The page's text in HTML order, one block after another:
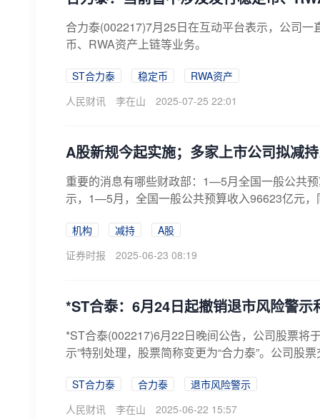
合力泰(002217)7月25日在互动平台表示，公司
币、RWA资产上链等业务。
ST合力泰 稳定币
RWA资产
人民财讯
李在山 2025-07-25 22:01
A股新规今起实施；多家上市公司拟减
重要的消息有哪些财政部：1—5月全国一般公共
示，1—5月，全国一般公共预算收入96623亿元，
机构 减持
A股
证券时报
2025-06-23 08:19
*ST合泰：6月24日起撤销退市风险警示
*ST合泰(002217)6月22日晚间公告，公司股票将
示”特别处理，股票简称变更为“合力泰”。公司股
ST合力泰 合力泰
退市风险警示
人民财讯
李在山 2025-06-22 15:57